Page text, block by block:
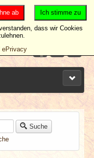
Suche
Ich stimme zu
ab
dass wir Cookies
ePrivacy